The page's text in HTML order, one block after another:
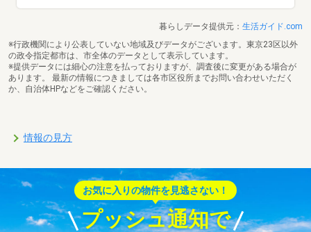
暮らしデータ提供元： 生活ガイド.com
※行政機関により公表していない地域及びデータがございます。東京23区以外
の政令指定都市は、市全体のデータとして表示しています。
※提供データには細心の注意を払っておりますが、調査後に変更がある場合が
あります。 最新の情報につきましては各市区役所までお問い合わせいただく
か、自治体HPなどをご確認ください。
情報の見方
お気に入りの物件を見逃さない！
プッシュ通知で